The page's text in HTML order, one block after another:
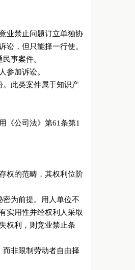
业禁止问题订立单独协
讼，但只能择一行使。
事案件。
参加诉讼。
。此类案件属于知识产
《公司法》第61条第1
权的范畴，其权利位阶
为前提。用人单位不
实用性并经权利人采取
权利，则竞业禁止条
非限制劳动者自由择